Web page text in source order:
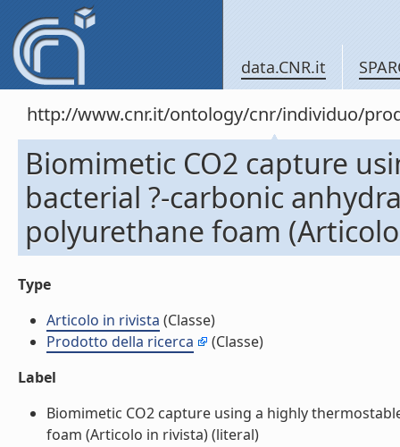
data.CNR.it
http://www.cnr.it/ontology/cnr/individuo/
Biomimetic CO2 capture
bacterial ?-carbonic
polyurethane foam
Type
Articolo in rivista (Classe)
Prodotto della ricerca
(Classe)
Label
Biomimetic CO2 capture using a highly
foam (Articolo in rivista) (literal)